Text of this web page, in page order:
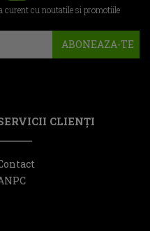
curent cu noutatile si promotiile
ABONEAZA-TE
CLIENŢI